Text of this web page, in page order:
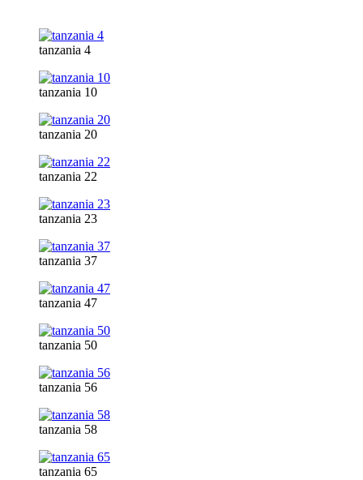
tanzania 4
tanzania 10
tanzania 20
tanzania 22
tanzania 23
tanzania 37
tanzania 47
tanzania 50
tanzania 56
tanzania 58
tanzania 65